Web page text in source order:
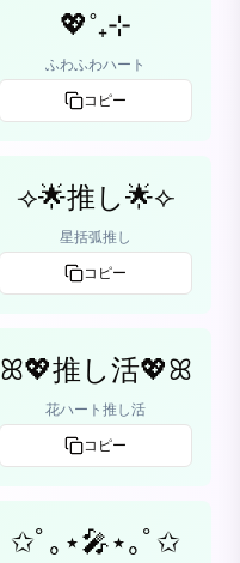
💖˚₊⊹
ふわふわハート
コピー
⟢🌟推し🌟⟣
星括弧推し
コピー
ꕤ💖推し活💖ꕤ
花ハート推し活
コピー
✩ﾟ｡⋆🎤⋆｡ﾟ✩